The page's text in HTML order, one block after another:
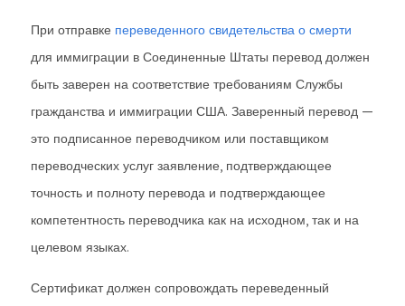
При отправке переведенного свидетельства о смерти
для иммиграции в Соединенные Штаты перевод должен
быть заверен на соответствие требованиям Службы
гражданства и иммиграции США. Заверенный перевод —
это подписанное переводчиком или поставщиком
переводческих услуг заявление, подтверждающее
точность и полноту перевода и подтверждающее
компетентность переводчика как на исходном, так и на
целевом языках.
Сертификат должен сопровождать переведенный